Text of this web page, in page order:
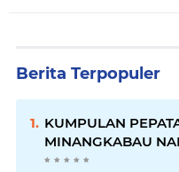
Berita Terpopuler
KUMPULAN
MINANGKABAU